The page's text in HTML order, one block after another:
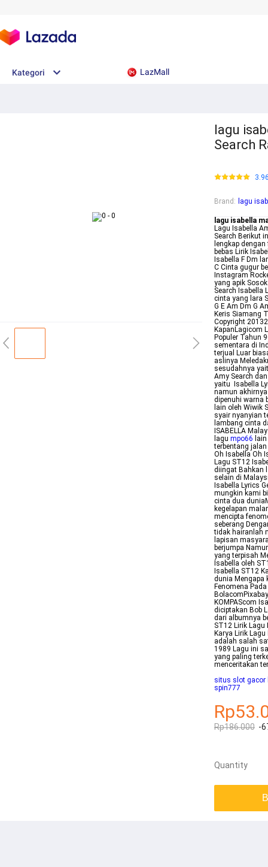
Kategori LazMall
lagu
Search
Brand : lagu
lagu isabella
Lagu Isabella
Search Berikut
lengkap
bebas Lirik
Isabella F Dm
C Cinta gugur
Instagram
yang apik
Search Isabella
cinta yang lara
G E Am Dm G
Keris Siamang
Copyright
KapanLagicom
Populer Tahun
sementara di
terjual Luar
aslinya
sesudahnya
Amy Search
yaitu Isabella
namun
dipenuhi warna
lain oleh Wiwik
syair nyanyian
lambang cinta
ISABELLA
lagu mpo66
terbentang
Oh Isabella Oh
Lagu ST12
diingat Bahkan
selain di
Isabella Lyrics
mungkin kami
cinta dua
kegelapan
mencipta
seberang
tidak hairanlah
lapisan
berjumpa
yang terpisah
Isabella oleh
Isabella ST12
dunia Mengapa
Fenomena
KOMPAScom
diciptakan Bob
dari albumnya
ST12 Lirik Lagu
Karya Lirik
adalah salah
1989 Lagu ini
yang paling
menceritakan
situs slot gacor
spin777
Rp186.000 -
Quantity